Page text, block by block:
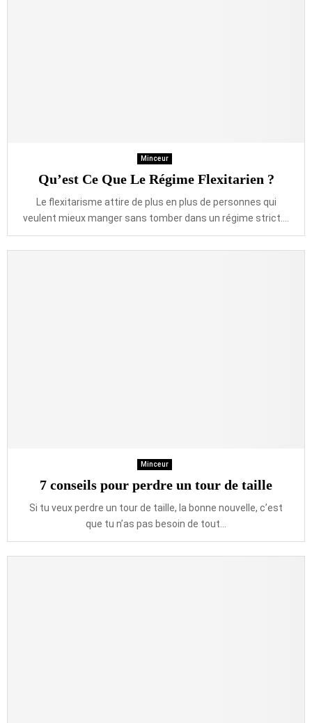
Minceur
Qu’est Ce Que Le Régime Flexitarien ?
Le flexitarisme attire de plus en plus de personnes qui
veulent mieux manger sans tomber dans un régime strict....
Minceur
7 conseils pour perdre un tour de taille
Si tu veux perdre un tour de taille, la bonne nouvelle, c’est
que tu n’as pas besoin de tout...